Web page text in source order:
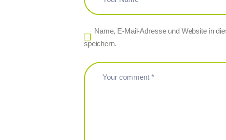
Name, E-Mail-Adresse und Website in
speichern.